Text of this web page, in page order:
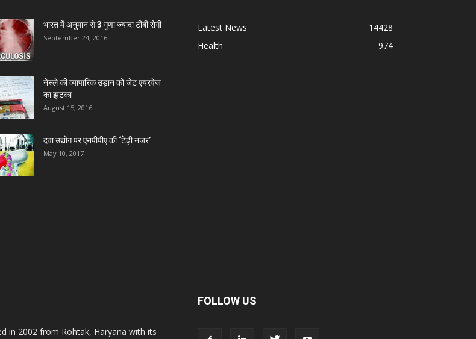
भारत में अनुमान से 3 गुणा ज्यादा टीबी रोगी
September 24, 2016
नेस्ले की व्यापारिक उड़ान को जेट एयरवेज
का झटका
August 15, 2016
दवा उद्योग पर एनपीपीए की ‘टेढ़ी नजर’
May 10, 2017
Latest News
14428
Health
974
in 2002 from Rohtak, Haryana with its
FOLLOW US